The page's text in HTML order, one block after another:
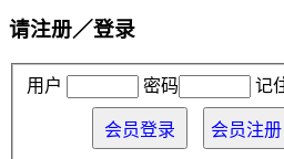
请注册／登录
用户 密码 记